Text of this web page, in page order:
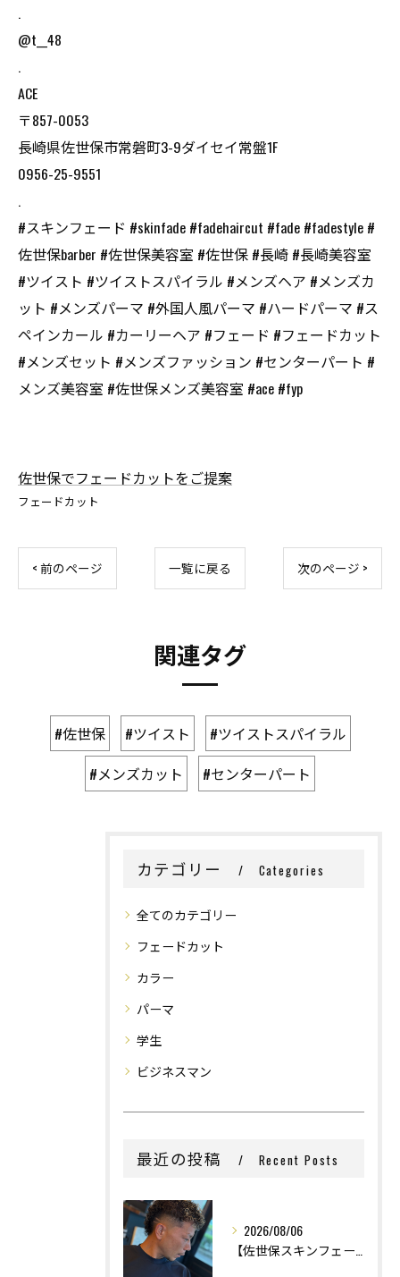
.
@t__48
.
ACE
〒857-0053
長崎県佐世保市常磐町3-9ダイセイ常盤1F
0956-25-9551
.
#スキンフェード #skinfade #fadehaircut #fade #fadestyle #
佐世保barber #佐世保美容室 #佐世保 #長崎 #長崎美容室
#ツイスト #ツイストスパイラル #メンズヘア #メンズカ
ット #メンズパーマ #外国人風パーマ #ハードパーマ #ス
ペインカール #カーリーヘア #フェード #フェードカット
#メンズセット #メンズファッション #センターパート #
メンズ美容室 #佐世保メンズ美容室 #ace #fyp
佐世保でフェードカットをご提案
フェードカット
< 前のページ 一覧に戻る 次のページ >
関連タグ
#佐世保 #ツイスト
#ツイストスパイラル
#メンズカット
#センターパート
カテゴリー Categories
全てのカテゴリー
フェードカット
カラー
パーマ
学生
ビジネスマン
最近の投稿 Recent Posts
2026/08/06